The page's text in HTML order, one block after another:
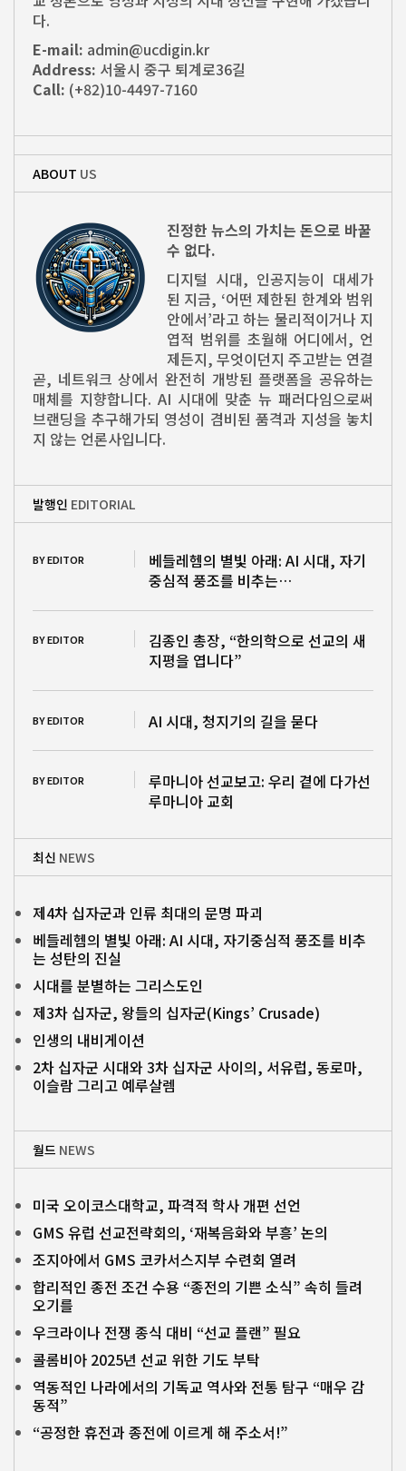
다.
E-mail: admin@ucdigin.kr
Address: 서울시 중구 퇴계로36길
Call: (+82)10-4497-7160
ABOUT US
진정한 뉴스의 가치는 돈으로 바꿀
수 없다.
디지털 시대, 인공지능이 대세가
된 지금, ‘어떤 제한된 한계와 범위
안에서’라고 하는 물리적이거나 지
엽적 범위를 초월해 어디에서, 언
제든지, 무엇이던지 주고받는 연결
곧, 네트워크 상에서 완전히 개방된 플랫폼을 공유하는
매체를 지향합니다. AI 시대에 맞춘 뉴 패러다임으로써
브랜딩을 추구해가되 영성이 겸비된 품격과 지성을 놓치
지 않는 언론사입니다.
발행인 EDITORIAL
BY EDITOR
베들레헴의 별빛 아래: AI 시대, 자기
중심적 풍조를 비추는…
BY EDITOR
김종인 총장, “한의학으로 선교의 새
지평을 엽니다”
BY EDITOR AI 시대, 청지기의 길을 묻다
BY EDITOR
루마니아 선교보고: 우리 곁에 다가선
루마니아 교회
최신 NEWS
제4차 십자군과 인류 최대의 문명 파괴
베들레헴의 별빛 아래: AI 시대, 자기중심적 풍조를 비추
는 성탄의 진실
시대를 분별하는 그리스도인
제3차 십자군, 왕들의 십자군(Kings’ Crusade)
인생의 내비게이션
2차 십자군 시대와 3차 십자군 사이의, 서유럽, 동로마,
이슬람 그리고 예루살렘
월드 NEWS
미국 오이코스대학교, 파격적 학사 개편 선언
GMS 유럽 선교전략회의, ‘재복음화와 부흥’ 논의
조지아에서 GMS 코카서스지부 수련회 열려
합리적인 종전 조건 수용 “종전의 기쁜 소식” 속히 들려
오기를
우크라이나 전쟁 종식 대비 “선교 플랜” 필요
콜롬비아 2025년 선교 위한 기도 부탁
역동적인 나라에서의 기독교 역사와 전통 탐구 “매우 감
동적”
“공정한 휴전과 종전에 이르게 해 주소서!”